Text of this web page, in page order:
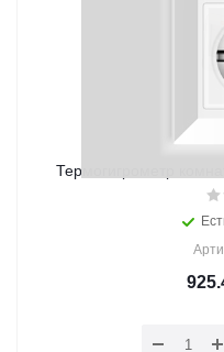
Термогигрометр